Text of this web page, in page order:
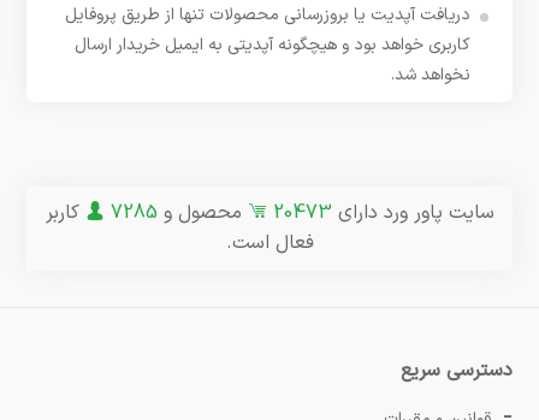
دریافت آپدیت یا بروزرسانی محصولات تنها از طریق پروفایل
کاربری خواهد بود و هیچگونه آپدیتی به ایمیل خریدار ارسال
نخواهد شد.
سایت پاور ورد دارای 20473 محصول و 7285
کاربر
فعال است.
دسترسی سریع